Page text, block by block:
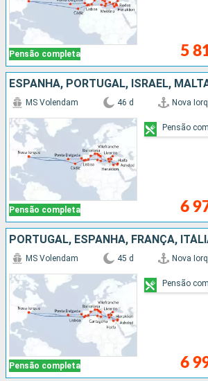
Pensão completa 5
Pensão completa
MS Volendam 46 d Nova
6
Pensão
Pensão completa
MS Volendam 45 d Nova
6
Pensão